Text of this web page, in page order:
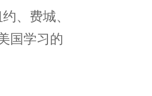
、费城、
国学习的